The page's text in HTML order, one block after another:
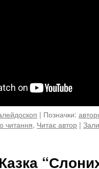
| Позначки:
читання, Читає автор |